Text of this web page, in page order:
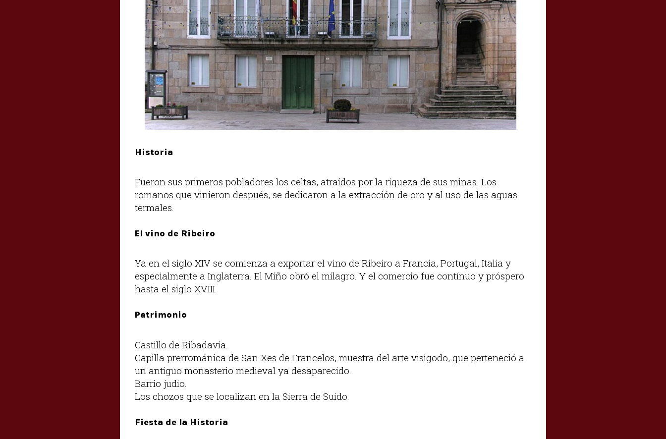
Historia
Fueron sus primeros pobladores los celtas, atraídos por la riqueza de sus minas. Los
romanos que vinieron después, se dedicaron a la extracción de oro y al uso de las aguas
termales.
El vino de Ribeiro
Ya en el siglo XIV se comienza a exportar el vino de Ribeiro a Francia, Portugal, Italia y
especialmente a Inglaterra. El Miño obró el milagro. Y el comercio fue contínuo y próspero
hasta el siglo XVIII.
Patrimonio
Castillo de Ribadavia.
Capilla prerrománica de San Xes de Francelos, muestra del arte visigodo, que perteneció a
un antiguo monasterio medieval ya desaparecido.
Barrio judio.
Los chozos que se localizan en la Sierra de Suido.
Fiesta de la Historia